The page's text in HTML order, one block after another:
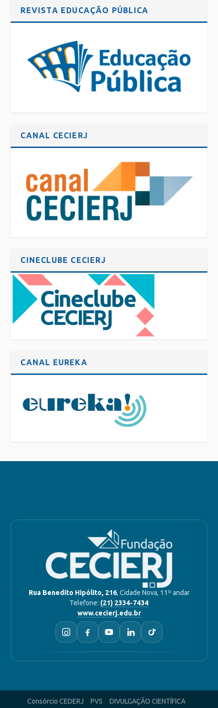
REVISTA EDUCAÇÃO PÚBLICA
CANAL CECIERJ
CINECLUBE CECIERJ
CANAL EUREKA
Rua Benedito Hipólito, 216, Cidade Nova, 11º andar
Telefone: (21) 2334-7434
www.cecierj.edu.br
Consórcio CEDERJ PVS DIVULGAÇÃO CIENTÍFICA